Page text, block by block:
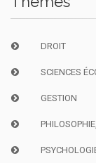
DROIT
SCIENCES
GESTION